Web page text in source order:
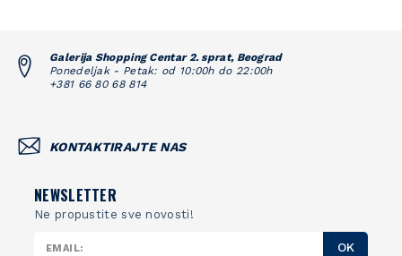
Galerija Shopping Centar 2. sprat, Beograd
Ponedeljak - Petak: od 10:00h do 22:00h
+381 66 80 68 814
KONTAKTIRAJTE NAS
NEWSLETTER
Ne propustite sve novosti!
OK